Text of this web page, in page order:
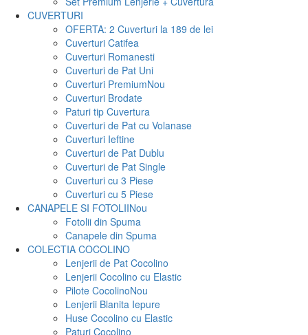
CUVERTURI
OFERTA: 2 Cuverturi la 189 de lei
Cuverturi Catifea
Cuverturi Romanesti
Cuverturi de Pat Uni
Cuverturi PremiumNou
Cuverturi Brodate
Paturi tip Cuvertura
Cuverturi de Pat cu Volanase
Cuverturi Ieftine
Cuverturi de Pat Dublu
Cuverturi de Pat Single
Cuverturi cu 3 Piese
Cuverturi cu 5 Piese
CANAPELE SI FOTOLIINou
Fotolii din Spuma
Canapele din Spuma
COLECTIA COCOLINO
Lenjerii de Pat Cocolino
Lenjerii Cocolino cu Elastic
Pilote CocolinoNou
Lenjerii Blanita Iepure
Huse Cocolino cu Elastic
Paturi Cocolino